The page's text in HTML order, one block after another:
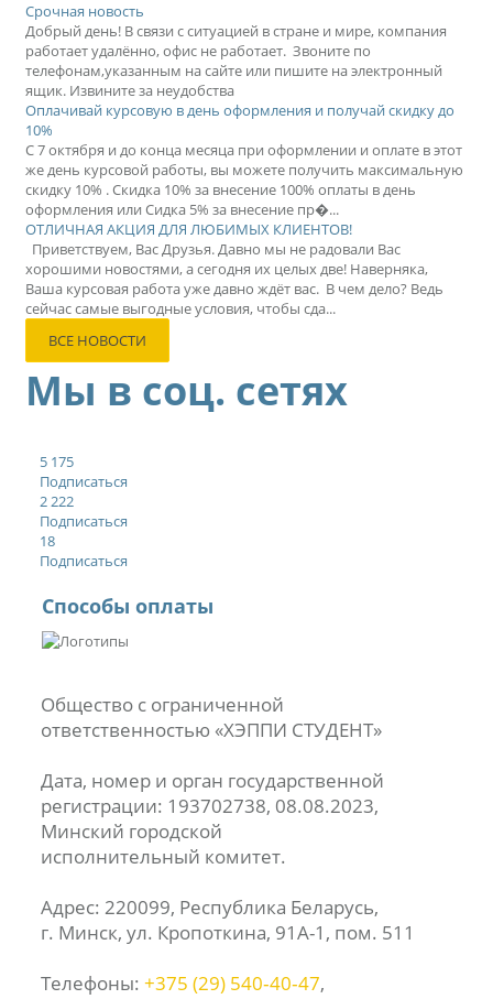
Срочная новость
Добрый день! В связи с ситуацией в стране и мире, компания
работает удалённо, офис не работает. Звоните по
телефонам,указанным на сайте или пишите на электронный
ящик. Извините за неудобства
Оплачивай курсовую в день оформления и получай скидку до
10%
С 7 октября и до конца месяца при оформлении и оплате в этот
же день курсовой работы, вы можете получить максимальную
скидку 10% . Скидка 10% за внесение 100% оплаты в день
оформления или Сидка 5% за внесение пр�...
ОТЛИЧНАЯ АКЦИЯ ДЛЯ ЛЮБИМЫХ КЛИЕНТОВ!
Приветствуем, Вас Друзья. Давно мы не радовали Вас
хорошими новостями, а сегодня их целых две! Наверняка,
Ваша курсовая работа уже давно ждёт вас. В чем дело? Ведь
сейчас самые выгодные условия, чтобы сда...
ВСЕ НОВОСТИ
Мы в соц. сетях
5 175
Подписаться
2 222
Подписаться
18
Подписаться
Способы оплаты
Общество с ограниченной
ответственностью «ХЭППИ СТУДЕНТ»
Дата, номер и орган государственной
регистрации: 193702738, 08.08.2023,
Минский городской
исполнительный комитет.
Адрес: 220099, Республика Беларусь,
г. Минск, ул. Кропоткина, 91А-1, пом. 511
Телефоны: +375 (29) 540‑40‑47,